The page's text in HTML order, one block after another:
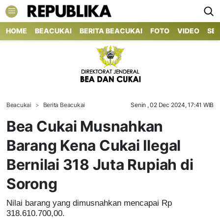
HOME BEACUKAI BERITA BEACUKAI FOTO VIDEO
Beacukai Berita Beacukai Senin , 02 Dec 2024, 17:41 WIB
Bea Cukai Musnahkan
Barang Kena Cukai Ilegal
Bernilai 318 Juta Rupiah di
Sorong
Nilai barang yang dimusnahkan mencapai Rp
318.610.700,00.